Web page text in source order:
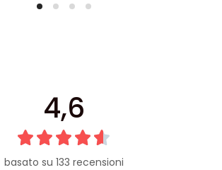
4,6
basato su 133 recensioni